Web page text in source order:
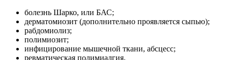
болезнь Шарко, или БАС;
дерматомиозит (дополнительно проявляется сыпью);
рабдомиолиз;
полимиозит;
инфицирование мышечной ткани, абсцесс;
ревматическая полимиалгия.